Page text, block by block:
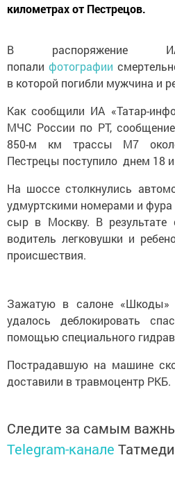
километрах от Пестрецов.
В распоряжение ИА
попали фотографии
в которой погибли мужчина и
Как сообщили ИА «Татар-
МЧС России по РТ,
850-м км трассы М7 около
Пестрецы поступило днем 18
На шоссе столкнулись
удмуртскими номерами и фура
сыр в Москву. В результате
водитель легковушки и
происшествия.
Зажатую в салоне «Шкоды»
удалось деблокировать
помощью специального
Пострадавшую на машине
доставили в травмоцентр РКБ.
Следите за самым
Telegram-канале